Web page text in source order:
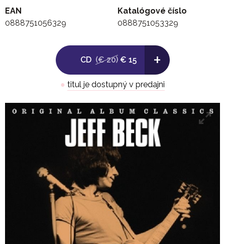
5. I Can't Give Back the Love I Feel For You
8. Highways
9. Definitely Maybe
1. You Know What I Mean
2. She's a Woman
3. Constipated Duck
4. Air Blower
5. Scatterbrain
6. Cause We've Ended As Lovers
7. Thelonius
8. Freeway Jam
9. Diamond Dust
1. Led Boots
2. Come Dancing
3. Goodbye Pork Pie Hat
EAN
0888751056329
Katalógové číslo
0888751053329
CD (€ 20) € 15 +
● titul je dostupný v predajni